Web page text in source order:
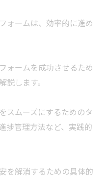
ォームは、効率的に進め
ォームを成功させるため
します。
スムーズにするためのタ
捗管理方法など、実践的
を解消するための具体的